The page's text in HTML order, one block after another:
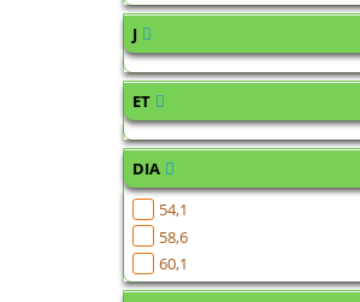
J
ET
DIA
54,1
58,6
60,1